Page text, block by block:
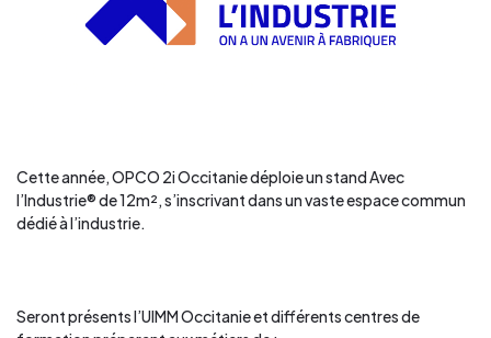
Cette année, OPCO 2i Occitanie déploie un stand Avec
l’Industrie® de 12m², s’inscrivant dans un vaste espace commun
dédié à l’industrie.
Seront présents l’UIMM Occitanie et différents centres de